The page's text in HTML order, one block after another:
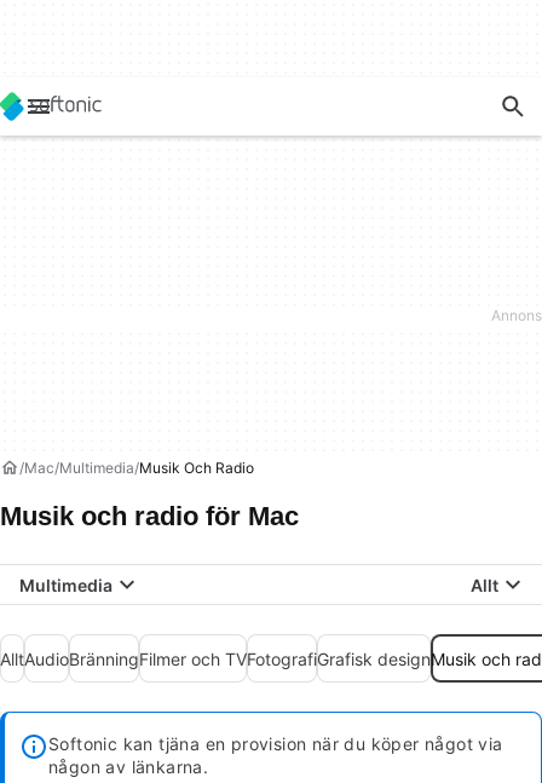
Mac Multimedia Musik Och Radio
Musik och radio för Mac
Multimedia Allt
AlltAudioBränningFilmer och TVFotografiGrafisk designMusik och
Softonic kan tjäna en provision när du köper något via
någon av länkarna.